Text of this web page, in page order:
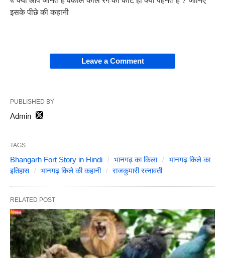
इसके पीछे की कहानी
Leave a Comment
PUBLISHED BY
Admin
TAGS:
Bhangarh Fort Story in Hindi भानगढ़ का किला
भानगढ़ किले का
इतिहास
भानगढ़ किले की कहानी राजकुमारी रत्नावती
RELATED POST